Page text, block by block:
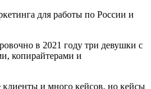
в 2021 году три девушки с
копирайтерами и
и много кейсов, но кейсы